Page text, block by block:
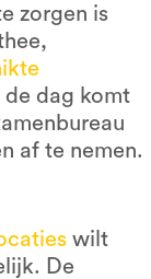
zorgen is
de dag komt
af te nemen.
wilt
De